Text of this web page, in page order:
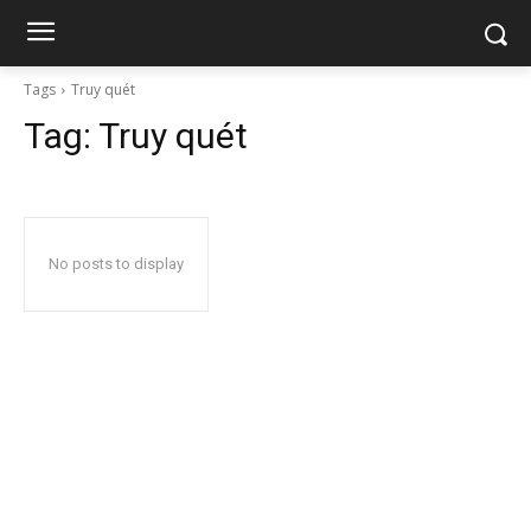
Tags Truy quét
Tag: Truy quét
No posts to display